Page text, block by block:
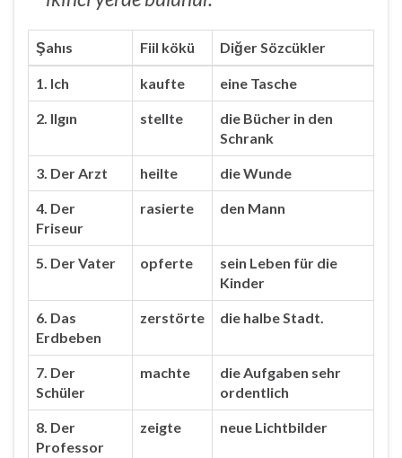
Şahıs Fiil kökü Diğer Sözcükler
1. Ich kaufte eine Tasche
2. Ilgın stellte
die Bücher in den
Schrank
3. Der Arzt heilte die Wunde
4. Der
Friseur
rasierte den Mann
5. Der Vater opferte
sein Leben für die
Kinder
6. Das
Erdbeben
zerstörte die halbe Stadt.
7. Der
Schüler
machte
die Aufgaben sehr
ordentlich
8. Der
Professor
zeigte neue Lichtbilder